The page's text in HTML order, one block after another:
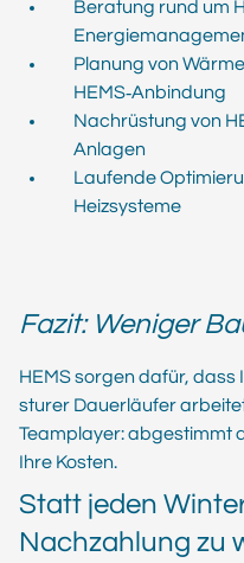
Beratung rund um
Planung von
HEMS‑Anbindung
Nachrüstung von
Anlagen
Laufende
Heizsysteme
Fazit: Weniger
HEMS sorgen dafür, dass
sturer Dauerläufer
Teamplayer: abgestimmt
Ihre Kosten.
Statt jeden
Nachzahlung zu